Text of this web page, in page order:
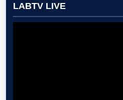
LABTV LIVE